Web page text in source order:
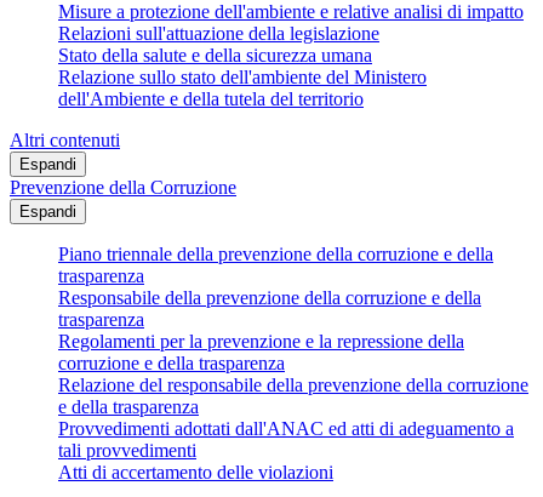
Misure a protezione dell'ambiente e relative analisi di impatto
Relazioni sull'attuazione della legislazione
Stato della salute e della sicurezza umana
Relazione sullo stato dell'ambiente del Ministero
dell'Ambiente e della tutela del territorio
Altri contenuti
Espandi
Prevenzione della Corruzione
Espandi
Piano triennale della prevenzione della corruzione e della
trasparenza
Responsabile della prevenzione della corruzione e della
trasparenza
Regolamenti per la prevenzione e la repressione della
corruzione e della trasparenza
Relazione del responsabile della prevenzione della corruzione
e della trasparenza
Provvedimenti adottati dall'ANAC ed atti di adeguamento a
tali provvedimenti
Atti di accertamento delle violazioni